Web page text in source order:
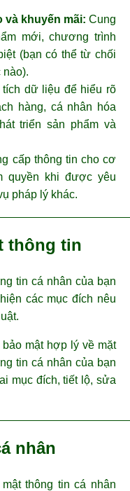
và khuyến mãi: Cung
mới, chương trình
(bạn có thể từ chối
nào).
tích dữ liệu để hiểu rõ
hàng, cá nhân hóa
triển sản phẩm và
cấp thông tin cho cơ
quyền khi được yêu
pháp lý khác.
thông tin
tin cá nhân của bạn
các mục đích nêu
mật hợp lý về mặt
tin cá nhân của bạn
mục đích, tiết lộ, sửa
nhân
thông tin cá nhân